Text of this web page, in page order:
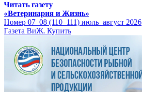
Читать газету
«Ветеринария и Жизнь»
Номер 07–08 (110–111) июль–август 2026
Газета ВиЖ. Купить